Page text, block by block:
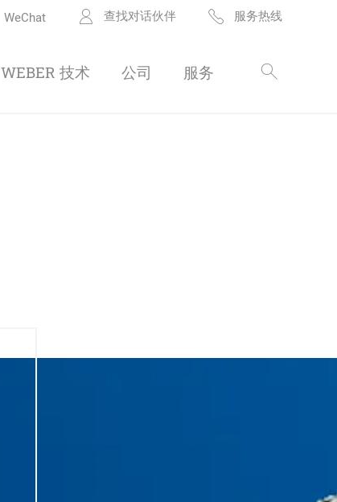
WeChat 查找对话伙伴 服务热线
WEBER 技术 公司 服务